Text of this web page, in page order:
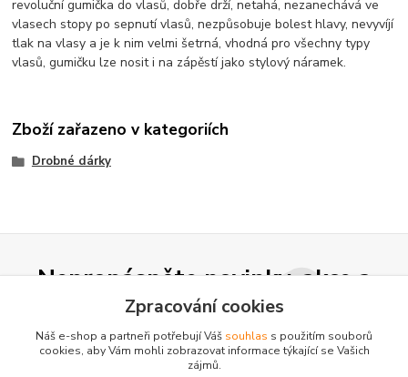
revoluční gumička do vlasů, dobře drží, netahá, nezanechává ve
vlasech stopy po sepnutí vlasů, nezpůsobuje bolest hlavy, nevyvíjí
tlak na vlasy a je k nim velmi šetrná, vhodná pro všechny typy
vlasů, gumičku lze nosit i na zápěstí jako stylový náramek.
Zboží zařazeno v kategoriích
Drobné dárky
Nepropásněte novinky, akce a
slevy!
Zpracování cookies
Náš e-shop a partneři potřebují Váš souhlas s použitím souborů
cookies, aby Vám mohli zobrazovat informace týkající se Vašich
zájmů.